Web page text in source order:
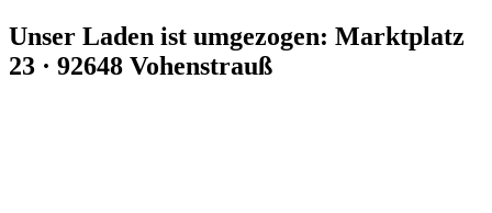
Zum
Inhalt
springen
Unser Laden ist umgezogen: Marktplatz
23 · 92648 Vohenstrauß